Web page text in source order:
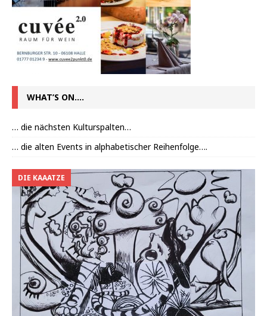
WHAT’S ON….
… die nächsten Kulturspalten…
… die alten Events in alphabetischer Reihenfolge….
DIE KAAATZE